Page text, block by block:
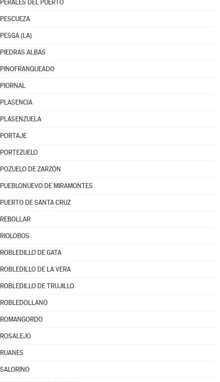
PERALES DEL PUERTO
PESCUEZA
PESGA (LA)
PIEDRAS ALBAS
PINOFRANQUEADO
PIORNAL
PLASENCIA
PLASENZUELA
PORTAJE
PORTEZUELO
POZUELO DE ZARZÓN
PUEBLONUEVO DE MIRAMONTES
PUERTO DE SANTA CRUZ
REBOLLAR
RIOLOBOS
ROBLEDILLO DE GATA
ROBLEDILLO DE LA VERA
ROBLEDILLO DE TRUJILLO
ROBLEDOLLANO
ROMANGORDO
ROSALEJO
RUANES
SALORINO